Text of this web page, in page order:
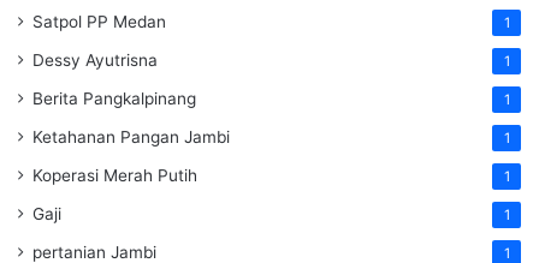
Satpol PP Medan 1
Dessy Ayutrisna 1
Berita Pangkalpinang 1
Ketahanan Pangan Jambi 1
Koperasi Merah Putih 1
Gaji 1
pertanian Jambi 1